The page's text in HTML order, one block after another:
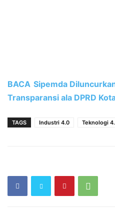
BACA Sipemda
Transparansi ala DPRD
TAGS Industri 4.0 Teknologi